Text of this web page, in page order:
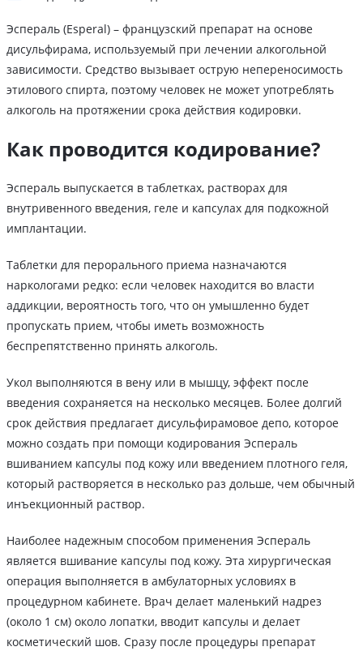
Эспераль (Esperal) – французский препарат на основе
дисульфирама, используемый при лечении алкогольной
зависимости. Средство вызывает острую непереносимость
этилового спирта, поэтому человек не может употреблять
алкоголь на протяжении срока действия кодировки.
Как проводится кодирование?
Эспераль выпускается в таблетках, растворах для
внутривенного введения, геле и капсулах для подкожной
имплантации.
Таблетки для перорального приема назначаются
наркологами редко: если человек находится во власти
аддикции, вероятность того, что он умышленно будет
пропускать прием, чтобы иметь возможность
беспрепятственно принять алкоголь.
Укол выполняются в вену или в мышцу, эффект после
введения сохраняется на несколько месяцев. Более долгий
срок действия предлагает дисульфирамовое депо, которое
можно создать при помощи кодирования Эспераль
вшиванием капсулы под кожу или введением плотного геля,
который растворяется в несколько раз дольше, чем обычный
инъекционный раствор.
Наиболее надежным способом применения Эспераль
является вшивание капсулы под кожу. Эта хирургическая
операция выполняется в амбулаторных условиях в
процедурном кабинете. Врач делает маленький надрез
(около 1 см) около лопатки, вводит капсулы и делает
косметический шов. Сразу после процедуры препарат